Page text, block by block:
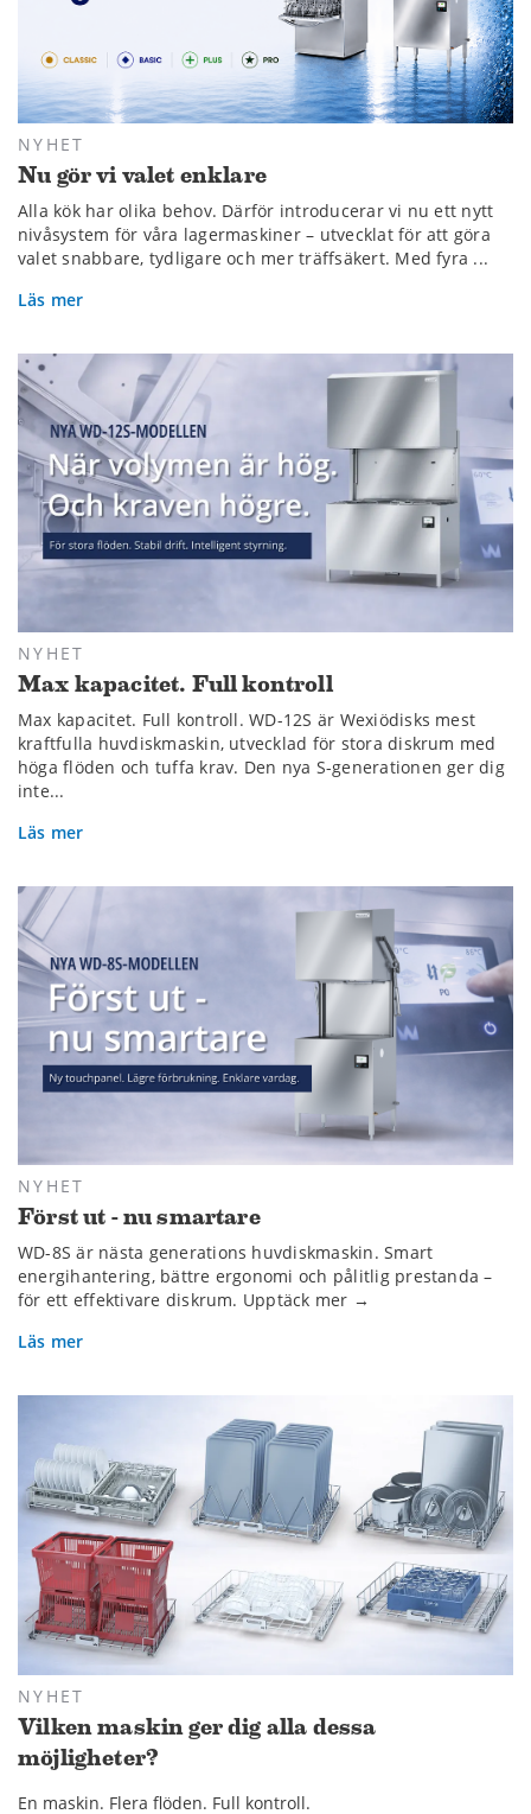
NYHET
Nu gör vi valet enklare
Alla kök har olika behov. Därför introducerar vi nu ett nytt
nivåsystem för våra lagermaskiner – utvecklat för att göra
valet snabbare, tydligare och mer träffsäkert. Med fyra ...
Läs mer
NYHET
Max kapacitet. Full kontroll
Max kapacitet. Full kontroll. WD-12S är Wexiödisks mest
kraftfulla huvdiskmaskin, utvecklad för stora diskrum med
höga flöden och tuffa krav. Den nya S-generationen ger dig
inte...
Läs mer
NYHET
Först ut - nu smartare
WD-8S är nästa generations huvdiskmaskin. Smart
energihantering, bättre ergonomi och pålitlig prestanda –
för ett effektivare diskrum. Upptäck mer →
Läs mer
NYHET
Vilken maskin ger dig alla dessa
möjligheter?
En maskin. Flera flöden. Full kontroll.